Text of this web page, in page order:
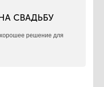
СВАДЬБУ
решение для